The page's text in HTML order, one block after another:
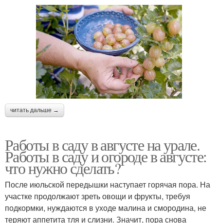
читать дальше →
Работы в саду в августе на урале.
Работы в саду и огороде в августе:
что нужно сделать?
После июльской передышки наступает горячая пора. На
участке продолжают зреть овощи и фрукты, требуя
подкормки, нуждаются в уходе малина и смородина, не
теряют аппетита тля и слизни. Значит, пора снова